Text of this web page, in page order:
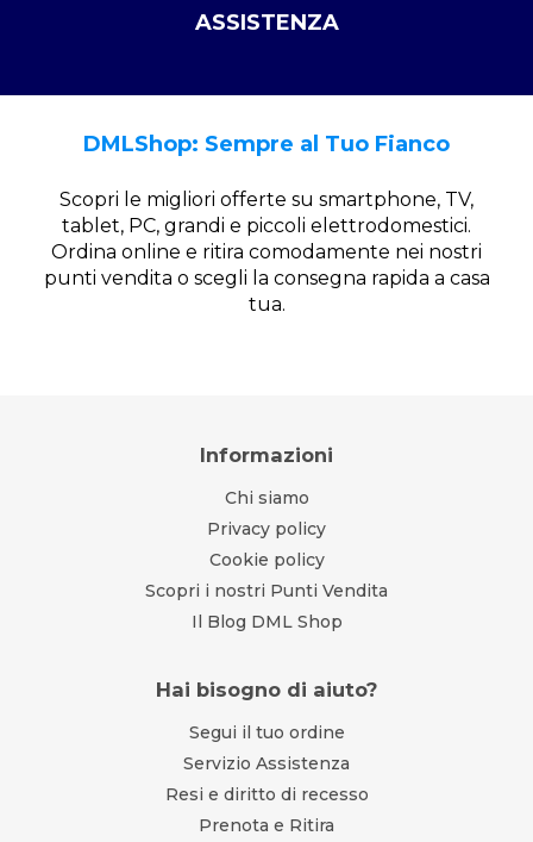
ASSISTENZA
DMLShop: Sempre al Tuo Fianco
Scopri le migliori offerte su smartphone, TV,
tablet, PC, grandi e piccoli elettrodomestici.
Ordina online e ritira comodamente nei nostri
punti vendita o scegli la consegna rapida a casa
tua.
Informazioni
Chi siamo
Privacy policy
Cookie policy
Scopri i nostri Punti Vendita
Il Blog DML Shop
Hai bisogno di aiuto?
Segui il tuo ordine
Servizio Assistenza
Resi e diritto di recesso
Prenota e Ritira